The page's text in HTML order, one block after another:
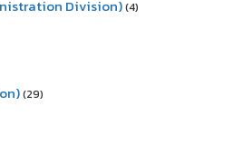
Division)(4)
(29)